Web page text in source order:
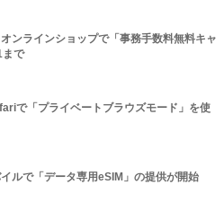
ンラインショップで「事務手数料無料キャ
まで
で「プライベートブラウズモード」を使
ルで「データ専用eSIM」の提供が開始